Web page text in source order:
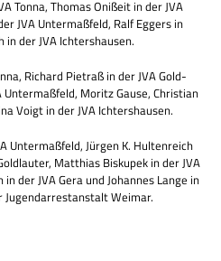
Tonna, Tho­mas Oniß­eit in der JVA
JVA Unter­maß­feld, Ralf Eggers in
in der JVA Ichtershausen.
Richard Pietraß in der JVA Gold­
Unter­maß­feld, Moritz Gause, Chri­stian
Voigt in der JVA Ichtershausen.
Unter­maß­feld, Jür­gen K. Hul­ten­reich
Mat­thias Bis­kupek in der JVA
der JVA Gera und Johan­nes Lange in
Jugend­ar­re­st­an­stalt Weimar.